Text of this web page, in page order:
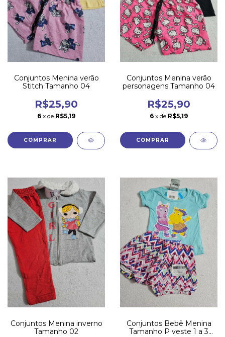
Conjuntos Menina verão
Stitch Tamanho 04
R$25,90
6 x de R$5,19
COMPRAR
Conjuntos Menina verão
personagens Tamanho 04
R$25,90
6 x de R$5,19
COMPRAR
Conjuntos Menina inverno
Tamanho 02
Conjuntos Bebê Menina
Tamanho P veste 1 a 3